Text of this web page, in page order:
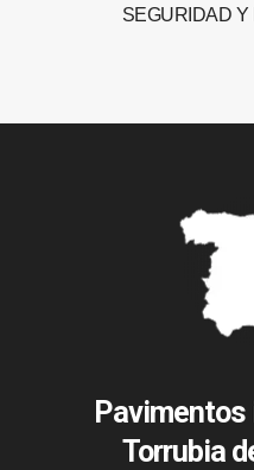
SEGURIDAD
Torrubia